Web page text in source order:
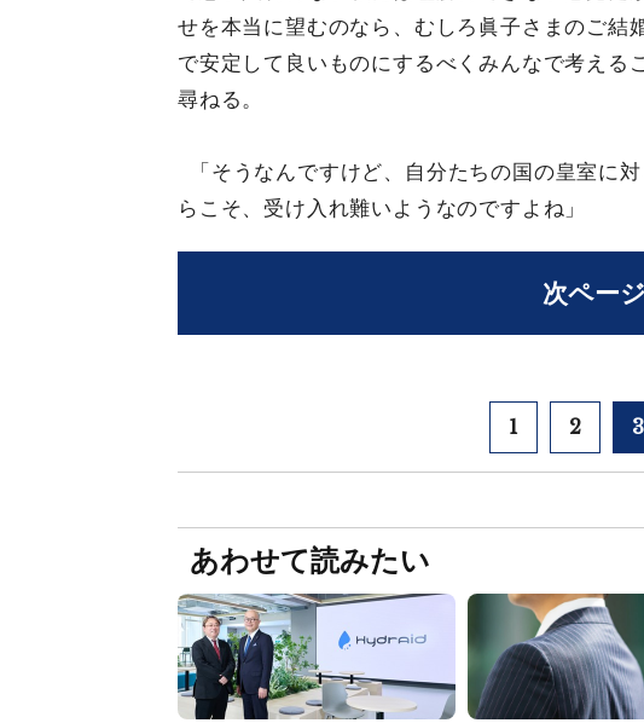
せを本当に望むのなら、むしろ眞子さまのご結
で安定して良いものにするべくみんなで考える
尋ねる。
「そうなんですけど、自分たちの国の皇室に
らこそ、受け入れ難いようなのですよね」
次ページ
1 2 3
あわせて読みたい